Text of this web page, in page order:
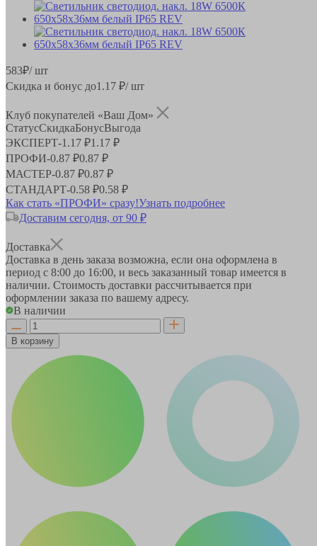
583₽/ шт
Скидка и бонус до1.17 ₽/ шт
Клуб покупателей «Ваш Дом»
СтатусСкидкаБонусВыгода
ЭКСПЕРТ-1.17 ₽1.17 ₽
ПРОФИ-0.87 ₽0.87 ₽
МАСТЕР-0.87 ₽0.87 ₽
СТАНДАРТ-0.58 ₽0.58 ₽
Как стать «ПРОФИ» сразу!Узнать подробнее
Доставим сегодня, от 90 ₽
Доставка
Доставка в день заказа возможна, если она оформлена в
период с 8:00 до 16:00, и весь заказанный товар имеется в
наличии. Стоимость доставки рассчитывается при
оформлении заказа по вашему адресу.
В наличии
В корзину